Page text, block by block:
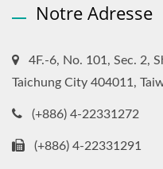
Notre Adresse
4F.-6, No. 101, Sec. 2,
Taichung City 404011,
(+886) 4-22331272
(+886) 4-22331291